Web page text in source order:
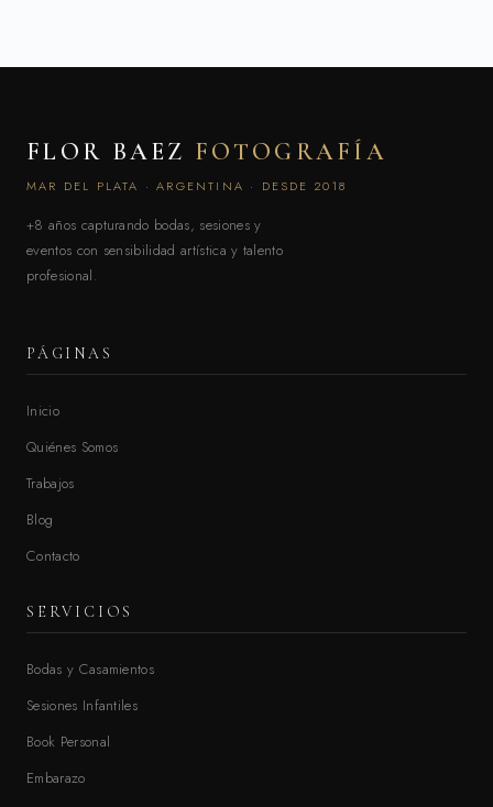
FLOR BAEZ FOTOGRAFÍA
MAR DEL PLATA · ARGENTINA · DESDE 2018
+8 años capturando bodas, sesiones y
eventos con sensibilidad artística y talento
profesional.
PÁGINAS
Inicio
Quiénes Somos
Trabajos
Blog
Contacto
SERVICIOS
Bodas y Casamientos
Sesiones Infantiles
Book Personal
Embarazo